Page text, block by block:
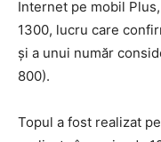
Internet pe mobil
1300, lucru care
și a unui număr
800).
Topul a fost realizat